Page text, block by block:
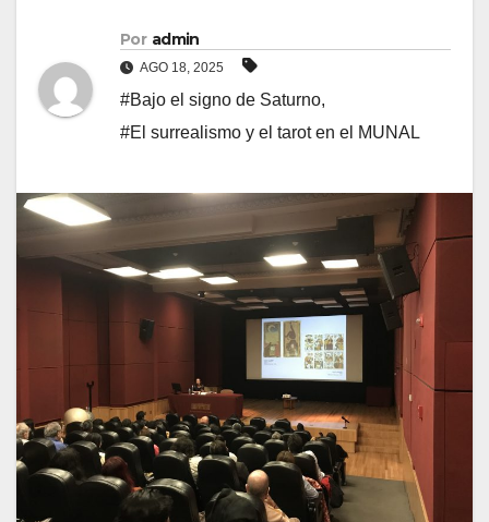
Por admin
AGO 18, 2025
#Bajo el signo de Saturno,
#El surrealismo y el tarot en el MUNAL